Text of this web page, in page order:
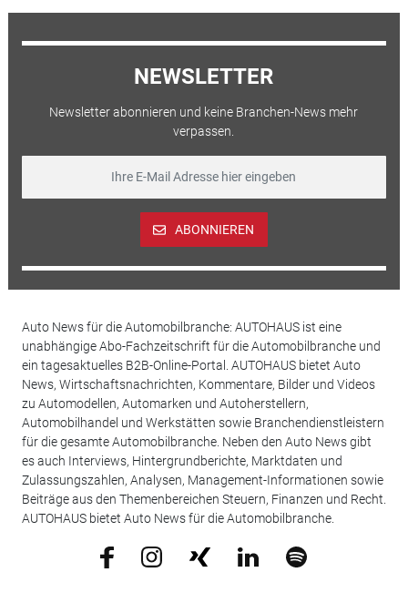
NEWSLETTER
Newsletter abonnieren und keine Branchen-News mehr
verpassen.
ABONNIEREN
Auto News für die Automobilbranche: AUTOHAUS ist eine
unabhängige Abo-Fachzeitschrift für die Automobilbranche und
ein tagesaktuelles B2B-Online-Portal. AUTOHAUS bietet Auto
News, Wirtschaftsnachrichten, Kommentare, Bilder und Videos
zu Automodellen, Automarken und Autoherstellern,
Automobilhandel und Werkstätten sowie Branchendienstleistern
für die gesamte Automobilbranche. Neben den Auto News gibt
es auch Interviews, Hintergrundberichte, Marktdaten und
Zulassungszahlen, Analysen, Management-Informationen sowie
Beiträge aus den Themenbereichen Steuern, Finanzen und Recht.
AUTOHAUS bietet Auto News für die Automobilbranche.